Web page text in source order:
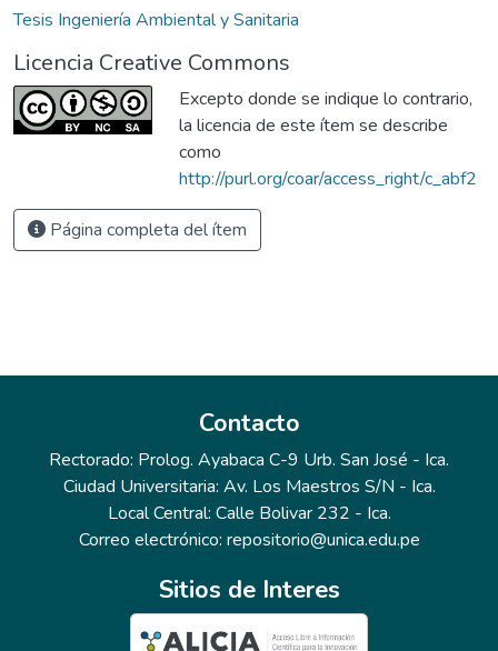
Tesis Ingeniería Ambiental y Sanitaria
Licencia Creative Commons
Excepto donde se indique lo contrario,
la licencia de este ítem se describe
como
http://purl.org/coar/access_right/c_abf2
Página completa del ítem
Contacto
Rectorado: Prolog. Ayabaca C-9 Urb. San José - Ica.
Ciudad Universitaria: Av. Los Maestros S/N - Ica.
Local Central: Calle Bolivar 232 - Ica.
Correo electrónico: repositorio@unica.edu.pe
Sitios de Interes